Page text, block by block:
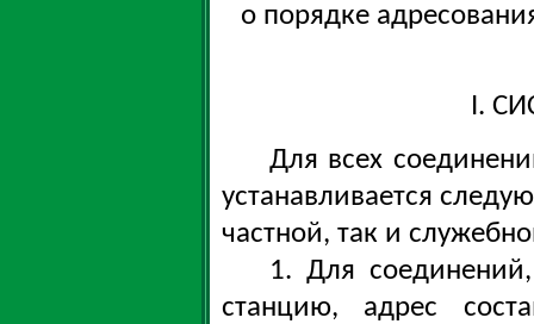
о порядке
I.
Для всех
устанавливается
частной, так и
1. Для
станцию, адрес